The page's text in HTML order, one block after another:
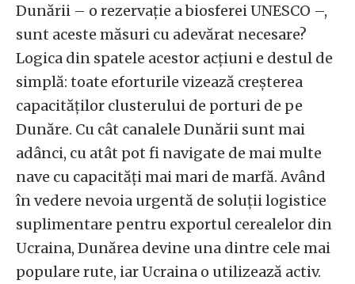
Dunării – o rezervație a biosferei UNESCO –,
sunt aceste măsuri cu adevărat necesare?
Logica din spatele acestor acțiuni e destul de
simplă: toate eforturile vizează creșterea
capacităților clusterului de porturi de pe
Dunăre. Cu cât canalele Dunării sunt mai
adânci, cu atât pot fi navigate de mai multe
nave cu capacități mai mari de marfă. Având
în vedere nevoia urgentă de soluții logistice
suplimentare pentru exportul cerealelor din
Ucraina, Dunărea devine una dintre cele mai
populare rute, iar Ucraina o utilizează activ.